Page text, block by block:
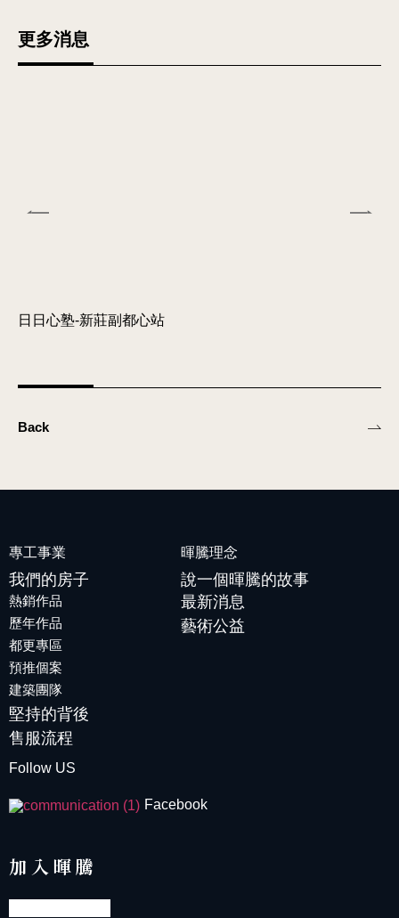
更多消息
日日心塾-新莊副都心站
Back
專工事業
我們的房子
熱銷作品
歷年作品
都更專區
預推個案
建築團隊
堅持的背後
售服流程
暉騰理念
說一個暉騰的故事
最新消息
藝術公益
Follow US
Facebook
加入暉騰